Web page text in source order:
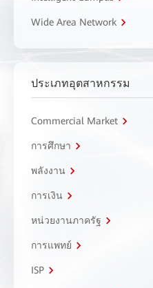
Wide Area Network
ประเภทอุตสาหกรรม
Commercial Market
การศึกษา
พลังงาน
การเงิน
หน่วยงานภาครัฐ
การแพทย์
ISP